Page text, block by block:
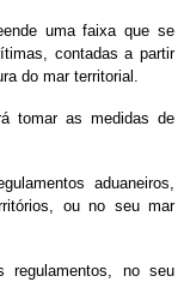
uma faixa que se
contadas a partir
do mar territorial.
tomar as medidas de
aduaneiros,
ou no seu mar
no seu